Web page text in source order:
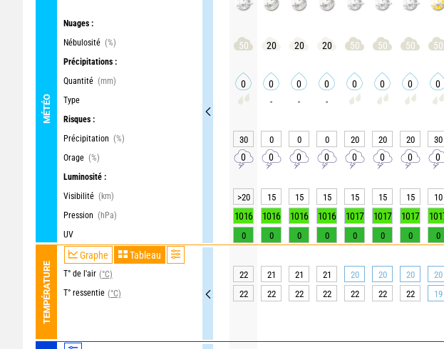
MÉTÉO
Nuages :
Nébulosité (%)
Précipitations :
Quantité (mm)
Type
Risques :
Précipitation (%)
Orage (%)
Luminosité :
Visibilité (km)
Pression (hPa)
UV
TEMPÉRATURE
Graphe Tableau
T° de l'air (°C)
T° ressentie (°C)
50 20 20 20 50 50 50 50
0 0 0 0 0 0 0 0
- - -
30 0 0 0 20 20 20 30
0 0 0 0 0 0 0 0
>20 15 15 15 15 15 15 10
1016 1016 1016 1016 1017 1017 1017
0 0 0 0 0 0 0 0
22 21 21 21 20 20 20 20
22
22 22 22 22 22 22 19